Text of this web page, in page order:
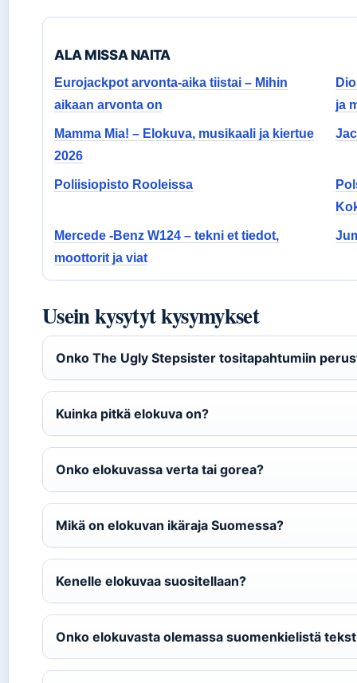
ALA MISSA NAITA
Eurojackpot arvonta-aika tiistai – Mihin
aikaan arvonta on
ja
Mamma Mia! – Elokuva, musikaali ja kiertue
2026
Poliisiopisto Rooleissa
Mercede -Benz W124 – tekni et tiedot,
moottorit ja viat
Usein kysytyt kysymykset
Onko The Ugly Stepsister tositapahtumiin
Kuinka pitkä elokuva on?
Onko elokuvassa verta tai gorea?
Mikä on elokuvan ikäraja Suomessa?
Kenelle elokuvaa suositellaan?
Onko elokuvasta olemassa suomenkielistä